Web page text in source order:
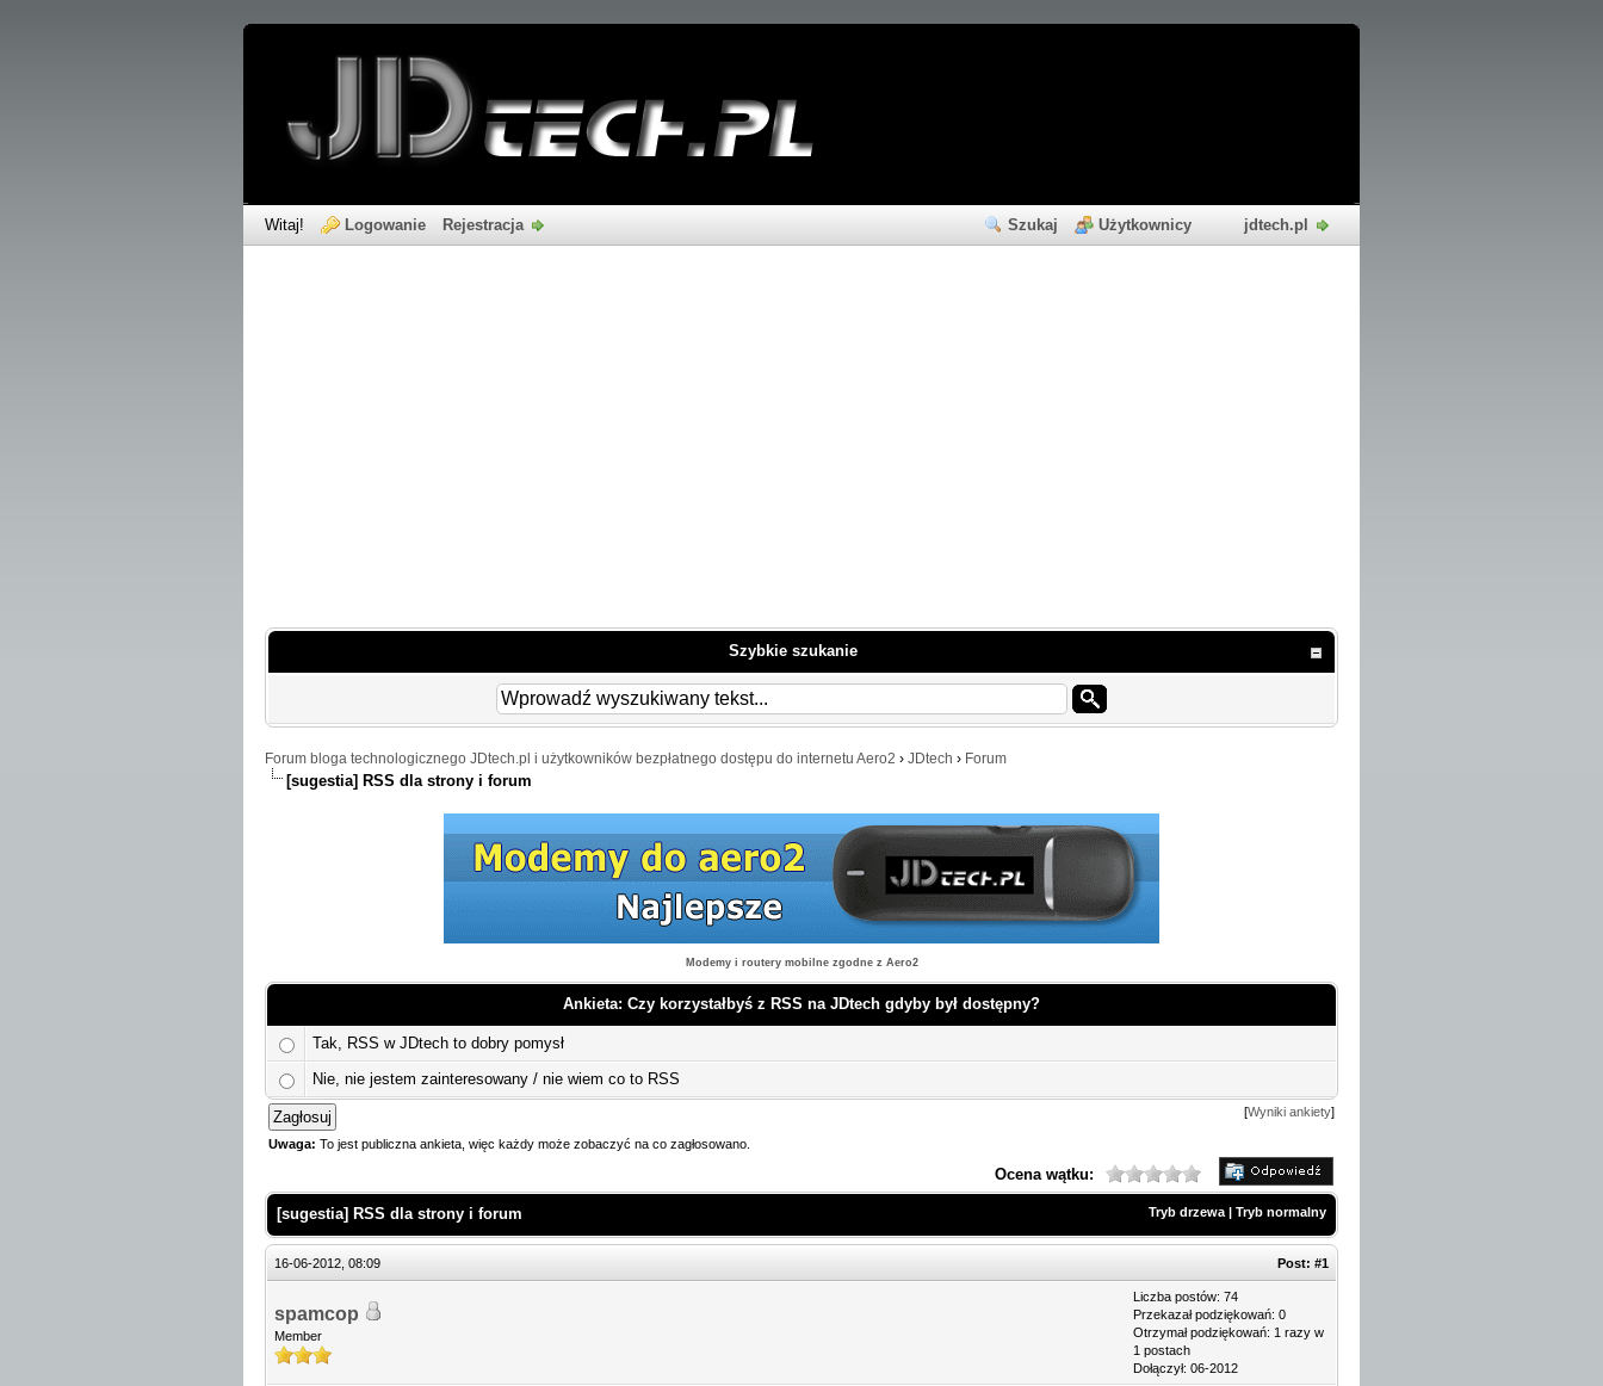
Szukaj Użytkownicy jdtech.pl
Witaj! Logowanie Rejestracja
Szybkie szukanie
Forum bloga technologicznego JDtech.pl i użytkowników bezpłatnego dostępu do internetu Aero2 › JDtech › Forum
[sugestia] RSS dla strony i forum
Modemy i routery mobilne zgodne z Aero2
Ankieta: Czy korzystałbyś z RSS na JDtech gdyby był dostępny?
Tak, RSS w JDtech to dobry pomysł
Nie, nie jestem zainteresowany / nie wiem co to RSS
[Wyniki ankiety]
Uwaga: To jest publiczna ankieta, więc każdy może zobaczyć na co zagłosowano.
Ocena wątku:
Tryb drzewa | Tryb normalny
[sugestia] RSS dla strony i forum
16-06-2012, 08:09 Post: #1
spamcop
Member
Liczba postów: 74
Przekazał podziękowań: 0
Otrzymał podziękowań: 1 razy w
1 postach
Dołączył: 06-2012